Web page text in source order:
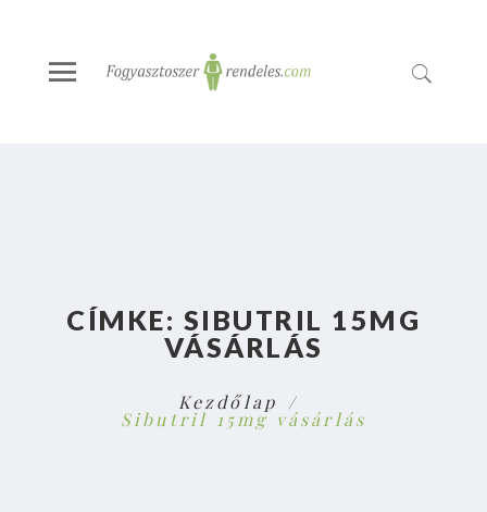
CÍMKE: SIBUTRIL 15MG
VÁSÁRLÁS
Kezdőlap
Sibutril 15mg vásárlás